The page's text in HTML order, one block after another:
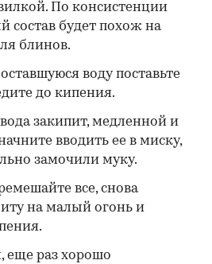
По консистенции
состав будет похож на
блинов.
воду поставьте
до кипения.
закипит, медленной и
вводить ее в миску,
замочили муку.
все, снова
на малый огонь и
еще раз хорошо